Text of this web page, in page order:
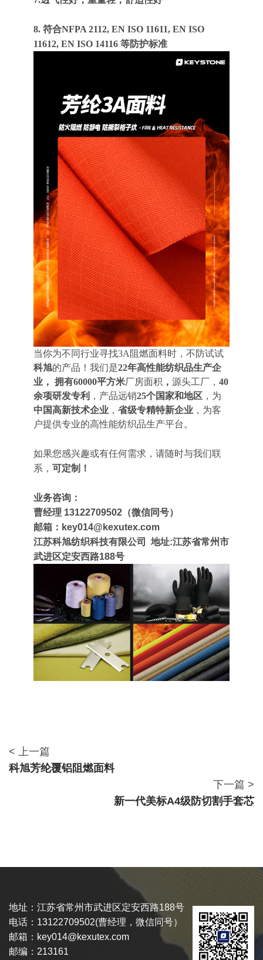
8. 符合NFPA 2112, EN ISO 11611, EN ISO
11612, EN ISO 14116 等防护标准
当你为不同行业寻找3A阻燃面料时，不防试试
科旭的产品！我们是22年高性能纺织品生产企
业， 拥有60000平方米厂房面积 ， 源头工厂， 40
余项研发专利 ，产品远销25个国家和地区，为
中国高新技术企业， 省级专精特新企业，为客
户提供专业的高性能纺织品生产平台。
如果您感兴趣或有任何需求，请随时与我们联
系， 可定制！
业务咨询：
曹经理 13122709502（微信同号）
邮箱：key014@kexutex.com
江苏科旭纺织科技有限公司 地址:江苏省常州市
武进区定安西路188号
< 上一篇
科旭芳纶覆铝阻燃面料
下一篇 >
新一代美标A4级防切割手套芯
地址：江苏省常州市武进区定安西路188号
电话：13122709502(曹经理，微信同号）
邮箱：key014@kexutex.com
邮编：213161